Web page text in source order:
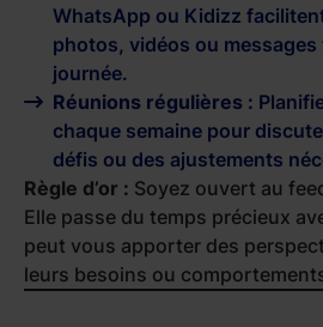
WhatsApp ou Kidizz
photos, vidéos ou
journée.
Réunions régulières :
chaque semaine pour
défis ou des ajustements
Règle d’or : Soyez ouvert au
Elle passe du temps précieux
peut vous apporter des
leurs besoins ou